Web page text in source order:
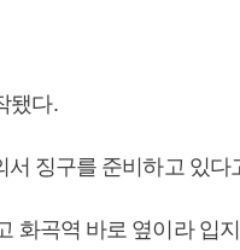
됐다.
징구를 준비하고 있다
화곡역 바로 옆이라 입